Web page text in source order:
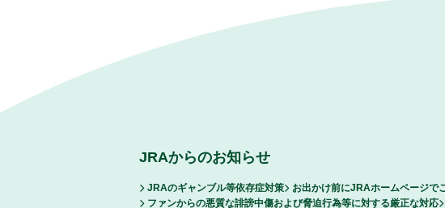
JRAからのお知らせ
JRAのギャンブル等依存症対策 お出かけ前にJRAホームページで
ファンからの悪質な誹謗中傷および脅迫行為等に対する厳正な対応